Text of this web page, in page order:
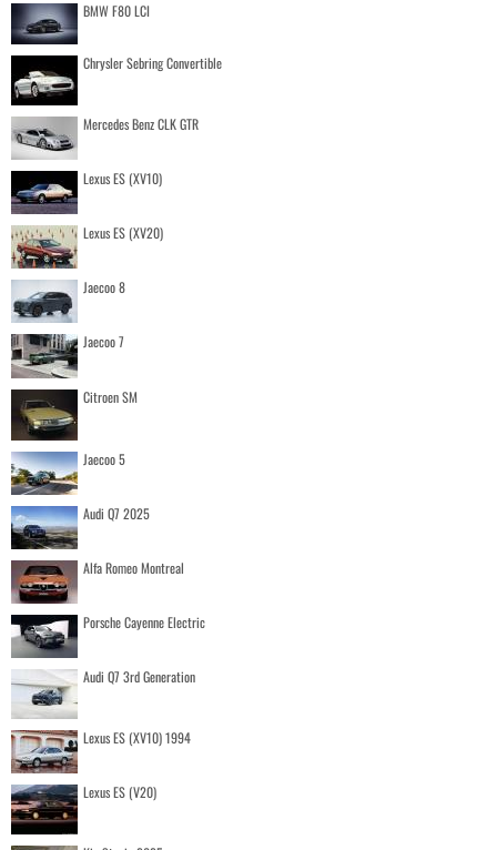
BMW F80 LCI
Chrysler Sebring Convertible
Mercedes Benz CLK GTR
Lexus ES (XV10)
Lexus ES (XV20)
Jaecoo 8
Jaecoo 7
Citroen SM
Jaecoo 5
Audi Q7 2025
Alfa Romeo Montreal
Porsche Cayenne Electric
Audi Q7 3rd Generation
Lexus ES (XV10) 1994
Lexus ES (V20)